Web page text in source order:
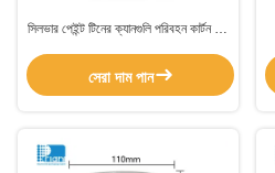
সিলভার পেইন্ট টিনের ক্যানগুলি পরিবহন কার্টন পিই
হ্যান্ডলিং এবং বিতরণ প্রক্রিয়াগুলিকে সমর্থন করে
সেরা দাম পান